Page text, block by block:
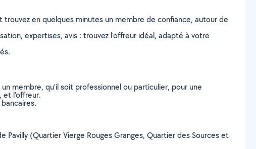
en quelques minutes un membre de confiance, autour de
expertises, avis : trouvez l'offreur idéal, adapté à votre
membre, qu’il soit professionnel ou particulier, pour une
l’offreur.
(Quartier Vierge Rouges Granges, Quartier des Sources et